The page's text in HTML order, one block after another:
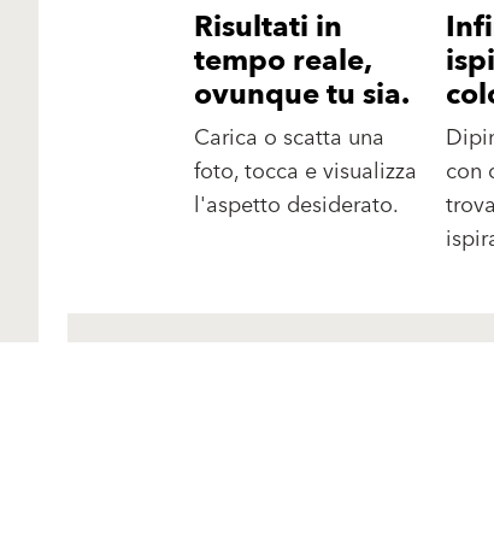
Risultati in
tempo reale,
ovunque tu sia.
Carica o scatta una
foto, tocca e visualizza
l'aspetto desiderato.
con
Prodotti
Sostenibilità